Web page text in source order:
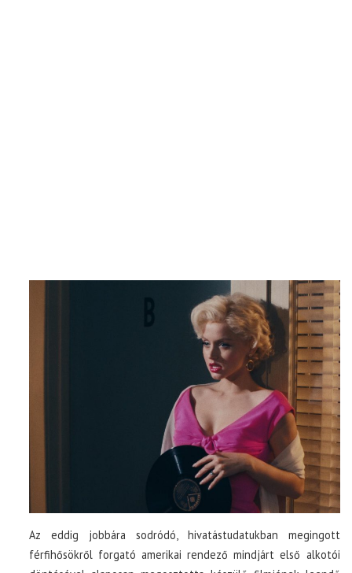
Az eddig jobbára sodródó, hivatástudatukban megingott
férfihősökről forgató amerikai rendező mindjárt első alkotói